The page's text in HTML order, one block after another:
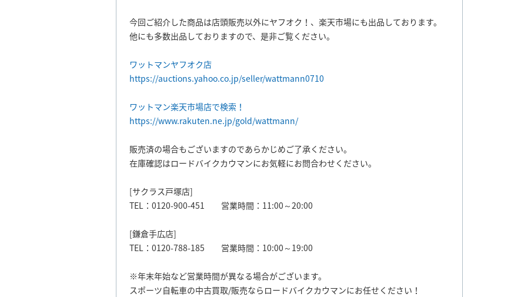
今回ご紹介した商品は店頭販売以外にヤフオク！、楽天市場にも出品しております。
他にも多数出品しておりますので、是非ご覧ください。
ワットマンヤフオク店
https://auctions.yahoo.co.jp/seller/wattmann0710
ワットマン楽天市場店で検索！
https://www.rakuten.ne.jp/gold/wattmann/
販売済の場合もございますのであらかじめご了承ください。
在庫確認はロードバイクカウマンにお気軽にお問合わせください。
[サクラス戸塚店]
TEL：0120-900-451 営業時間：11:00～20:00
[鎌倉手広店]
TEL：0120-788-185 営業時間：10:00～19:00
※年末年始など営業時間が異なる場合がございます。
スポーツ自転車の中古買取/販売ならロードバイクカウマンにお任せください！